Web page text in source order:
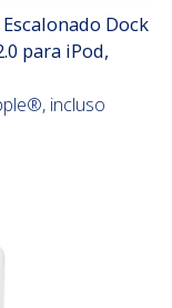
Dock
para iPod,
incluso